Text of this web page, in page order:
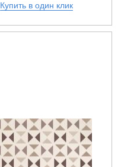
Купить в один клик